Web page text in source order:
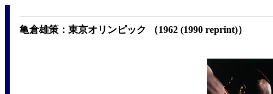
亀倉雄策：東京オリンピック （1962 (1990 reprint)）